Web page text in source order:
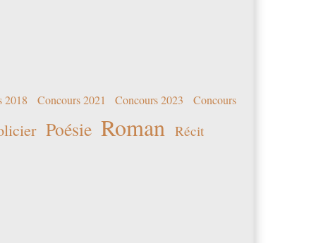
2018 Concours 2021 Concours 2023 Concours
Poésie Roman Récit